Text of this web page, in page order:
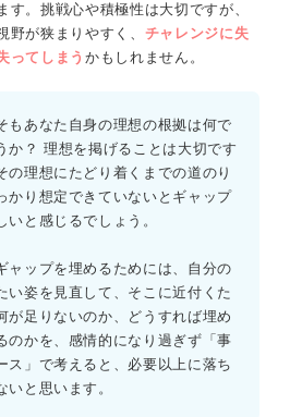
す。挑戦心や積極性は大切ですが、
野が狭まりやすく、 チャレンジに失
ってしまうかもしれません。
もあなた自身の理想の根拠は何で
か？ 理想を掲げることは大切です
の理想にたどり着くまでの道のり
かり想定できていないとギャップ
いと感じるでしょう。
ャップを埋めるためには、自分の
い姿を見直して、そこに近付くた
が足りないのか、どうすれば埋め
のかを、感情的になり過ぎず「事
ス」で考えると、必要以上に落ち
いと思います。